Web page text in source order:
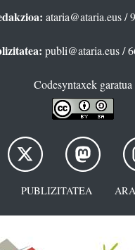
ataria@ataria.eus/
publi@ataria.eus/
Codesyntaxek garatua
PUBLIZITATEA